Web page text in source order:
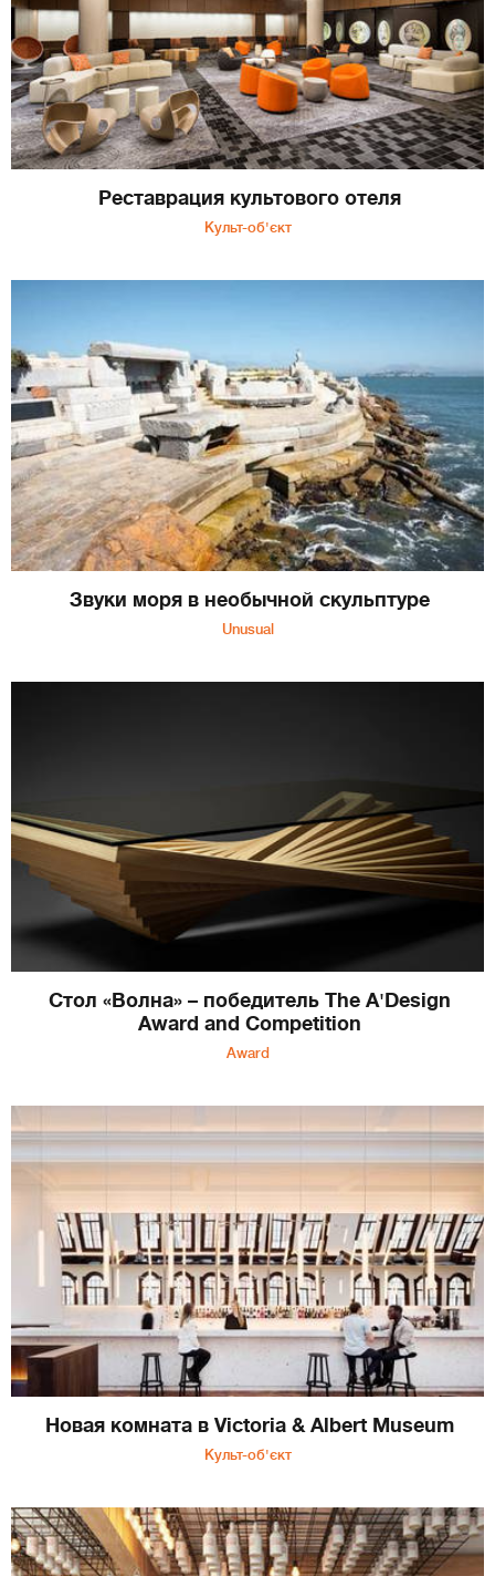
Реставрация культового отеля
Культ-об'єкт
Звуки моря в необычной скульптуре
Unusual
Стол «Волна» – победитель The A'Design
Award and Competition
Award
Новая комната в Victoria & Albert Museum
Культ-об'єкт